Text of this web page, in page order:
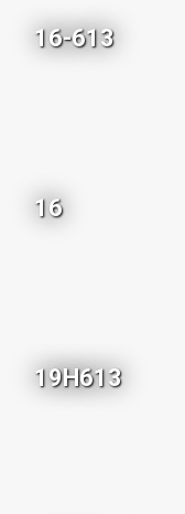
16-613
16
19H613